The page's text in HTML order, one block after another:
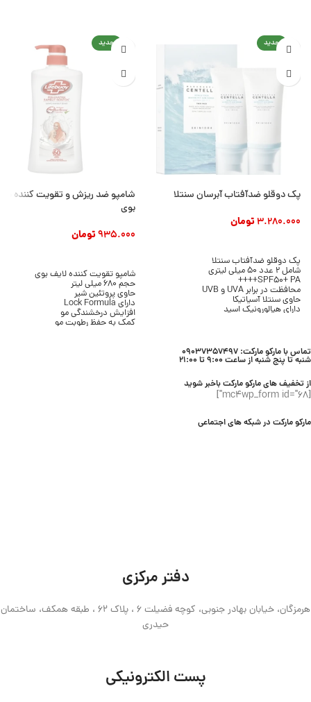
جدید
پک دوقلو ضدآفتاب آبرسان سنتلا
3.280.000تومان
پک دوقلو ضدآفتاب سنتلا
شامل 2 عدد 50 میلی لیتری
SPF50+ PA++++
محافظت در برابر UVA و UVB
حاوی سنتلا آسیاتیکا
دارای هیالورونیک اسید
محصول برند SKIN1004
جدید
شامپو ضد ریزش و تقویت کننده مو
بوی
935.000تومان
شامپو تقویت کننده لایف بوی
حجم 680 میلی لیتر
حاوی پروتئین شیر
دارای Lock Formula
افزایش درخشندگی مو
کمک به حفظ رطوبت مو
تماس با مارکو مارکت: 09037357497
شنبه تا پنج شنبه از ساعت 9:00 تا 21:00
از تخفیف های مارکو مارکت باخبر شوید
[mc4wp_form id="68"]
مارکو مارکت در شبکه های اجتماعی
دفتر مرکزی
هرمزگان، خیابان بهادر جنوبی، کوچه فضیلت 6 ، پلاک 62 ، طبقه همکف، ساختمان
حیدری
پست الکترونیکی